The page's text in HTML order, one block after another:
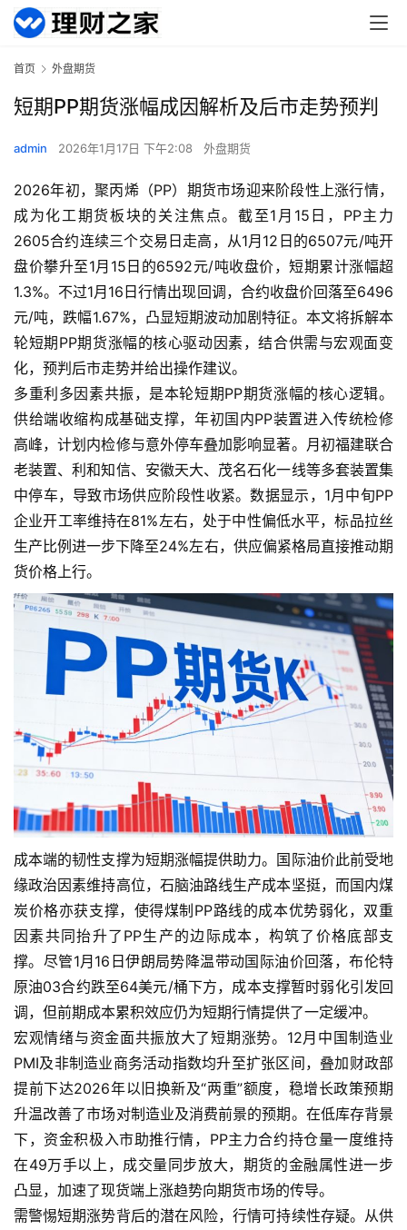
首
页
内
盘
期
货
外
盘
首页 外盘期货
短期PP期货涨幅成因解析及后市走势预判
admin 2026年1月17日 下午2:08 外盘期货
2026年初，聚丙烯（PP）期货市场迎来阶段性上涨行情，
成为化工期货板块的关注焦点。截至1月15日，PP主力
2605合约连续三个交易日走高，从1月12日的6507元/吨开
盘价攀升至1月15日的6592元/吨收盘价，短期累计涨幅超
1.3%。不过1月16日行情出现回调，合约收盘价回落至6496
元/吨，跌幅1.67%，凸显短期波动加剧特征。本文将拆解本
轮短期PP期货涨幅的核心驱动因素，结合供需与宏观面变
化，预判后市走势并给出操作建议。
多重利多因素共振，是本轮短期PP期货涨幅的核心逻辑。
供给端收缩构成基础支撑，年初国内PP装置进入传统检修
高峰，计划内检修与意外停车叠加影响显著。月初福建联合
老装置、利和知信、安徽天大、茂名石化一线等多套装置集
中停车，导致市场供应阶段性收紧。数据显示，1月中旬PP
企业开工率维持在81%左右，处于中性偏低水平，标品拉丝
生产比例进一步下降至24%左右，供应偏紧格局直接推动期
货价格上行。
成本端的韧性支撑为短期涨幅提供助力。国际油价此前受地
缘政治因素维持高位，石脑油路线生产成本坚挺，而国内煤
炭价格亦获支撑，使得煤制PP路线的成本优势弱化，双重
因素共同抬升了PP生产的边际成本，构筑了价格底部支
撑。尽管1月16日伊朗局势降温带动国际油价回落，布伦特
原油03合约跌至64美元/桶下方，成本支撑暂时弱化引发回
调，但前期成本累积效应仍为短期行情提供了一定缓冲。
宏观情绪与资金面共振放大了短期涨势。12月中国制造业
PMI及非制造业商务活动指数均升至扩张区间，叠加财政部
提前下达2026年以旧换新及“两重”额度，稳增长政策预期
升温改善了市场对制造业及消费前景的预期。在低库存背景
下，资金积极入市助推行情，PP主力合约持仓量一度维持
在49万手以上，成交量同步放大，期货的金融属性进一步
凸显，加速了现货端上涨趋势向期货市场的传导。
需警惕短期涨势背后的潜在风险，行情可持续性存疑。从供